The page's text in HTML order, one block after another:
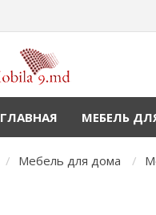
ГЛАВНАЯ МЕБЕЛЬ
Мебель для дома